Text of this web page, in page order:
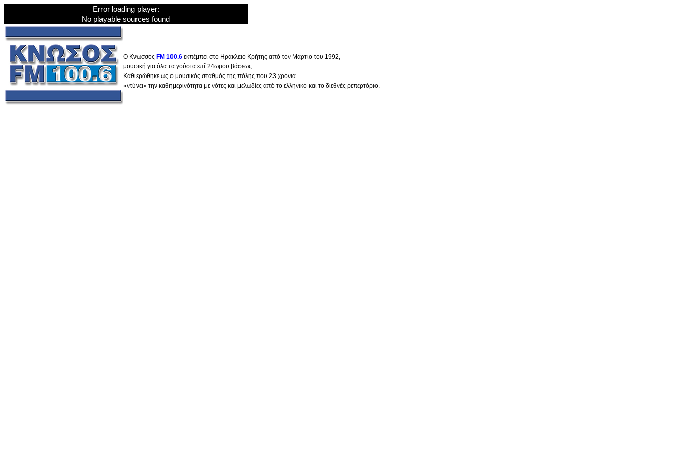
Error loading player:
No playable sources found
Ο Κνωσσός FM 100.6 εκπέμπει στο Ηράκλειο Κρήτης από τον Μάρτιο του 1992,
μουσική για όλα τα γούστα επί 24ωρου βάσεως.
Καθιερώθηκε ως ο μουσικός σταθμός της πόλης που 23 χρόνια
«ντύνει» την καθημερινότητα με νότες και μελωδίες από το ελληνικό και το διεθνές ρεπερτόριο.